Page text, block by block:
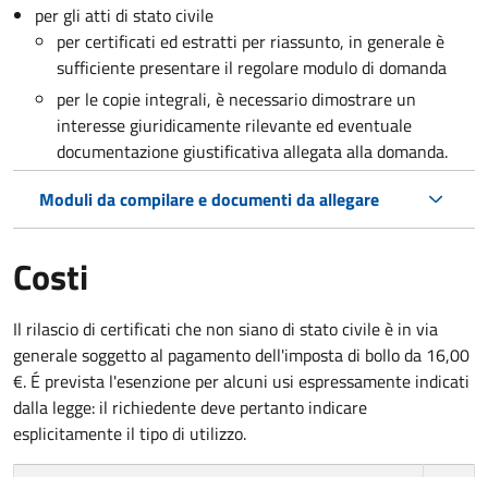
per gli atti di stato civile
per certificati ed estratti per riassunto, in generale è
sufficiente presentare il regolare modulo di domanda
per le copie integrali, è necessario dimostrare un
interesse giuridicamente rilevante ed eventuale
documentazione giustificativa allegata alla domanda.
Moduli da compilare e documenti da allegare
Costi
Il rilascio di certificati che non siano di stato civile è in via
generale soggetto al pagamento dell'imposta di bollo da 16,00
€. É prevista l'esenzione per alcuni usi espressamente indicati
dalla legge: il richiedente deve pertanto indicare
esplicitamente il tipo di utilizzo.